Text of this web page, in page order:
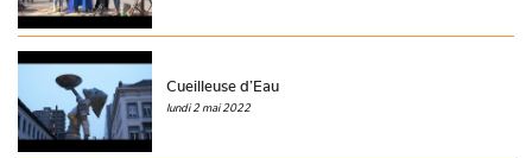
Cueilleuse d’Eau
lundi 2 mai 2022